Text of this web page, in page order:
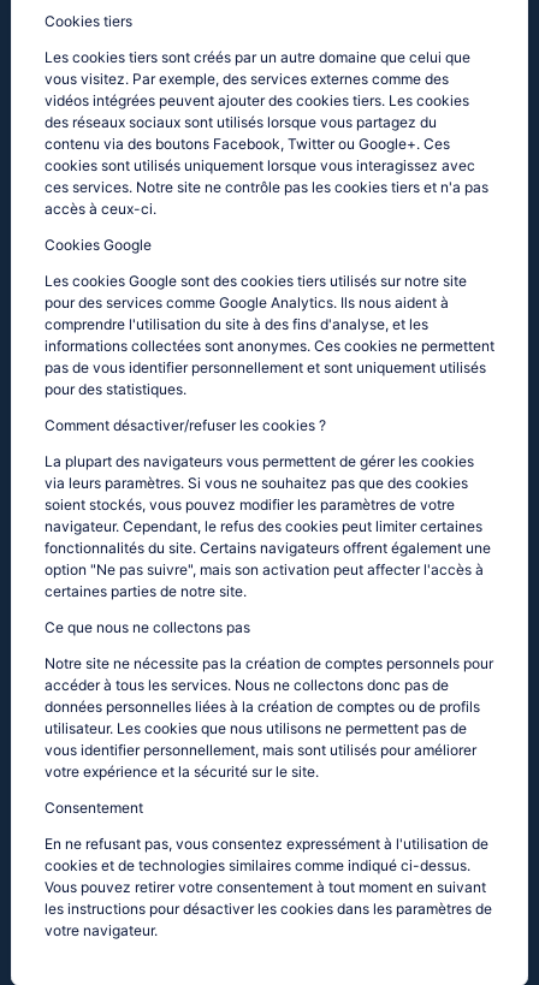
Cookies tiers
Les cookies tiers sont créés par un autre domaine que celui que
vous visitez. Par exemple, des services externes comme des
vidéos intégrées peuvent ajouter des cookies tiers. Les cookies
des réseaux sociaux sont utilisés lorsque vous partagez du
contenu via des boutons Facebook, Twitter ou Google+. Ces
cookies sont utilisés uniquement lorsque vous interagissez avec
ces services. Notre site ne contrôle pas les cookies tiers et n'a pas
accès à ceux-ci.
Cookies Google
Les cookies Google sont des cookies tiers utilisés sur notre site
pour des services comme Google Analytics. Ils nous aident à
comprendre l'utilisation du site à des fins d'analyse, et les
informations collectées sont anonymes. Ces cookies ne permettent
pas de vous identifier personnellement et sont uniquement utilisés
pour des statistiques.
Comment désactiver/refuser les cookies ?
La plupart des navigateurs vous permettent de gérer les cookies
via leurs paramètres. Si vous ne souhaitez pas que des cookies
soient stockés, vous pouvez modifier les paramètres de votre
navigateur. Cependant, le refus des cookies peut limiter certaines
fonctionnalités du site. Certains navigateurs offrent également une
option "Ne pas suivre", mais son activation peut affecter l'accès à
certaines parties de notre site.
Ce que nous ne collectons pas
Notre site ne nécessite pas la création de comptes personnels pour
accéder à tous les services. Nous ne collectons donc pas de
données personnelles liées à la création de comptes ou de profils
utilisateur. Les cookies que nous utilisons ne permettent pas de
vous identifier personnellement, mais sont utilisés pour améliorer
votre expérience et la sécurité sur le site.
Consentement
En ne refusant pas, vous consentez expressément à l'utilisation de
cookies et de technologies similaires comme indiqué ci-dessus.
Vous pouvez retirer votre consentement à tout moment en suivant
les instructions pour désactiver les cookies dans les paramètres de
votre navigateur.